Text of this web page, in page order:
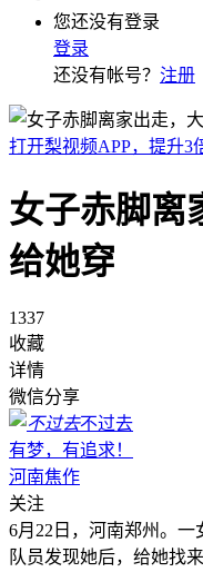
您还没有登录
登录
还没有帐号？ 注册
打开梨视频APP，提升3
女子赤脚离
给她穿
1337
收藏
详情
微信分享
不过去
有梦，有追求！
河南焦作
关注
6月22日，河南郑州。
队员发现她后，给她找